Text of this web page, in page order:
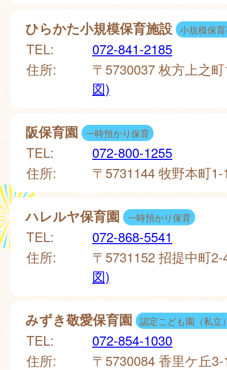
ひらかた小規模保育施設 小規模保
TEL:
072-841-2185
住所:
〒5730037 枚方上之
図)
阪保育園 一時預かり保育
TEL:
072-800-1255
住所:
〒5731144 牧野本町
ハレルヤ保育園 一時預かり保育
TEL:
072-868-5541
住所:
〒5731152 招提中町
図)
みずき敬愛保育園 認定こども園（私立
TEL:
072-854-1030
住所:
〒5730084 香里ケ丘